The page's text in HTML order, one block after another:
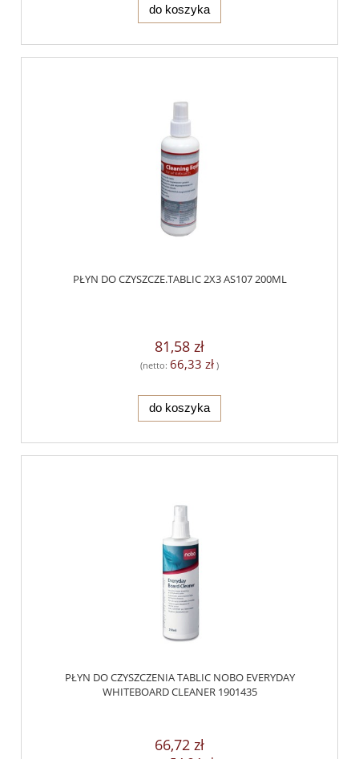
do koszyka
PŁYN DO CZYSZCZE.TABLIC 2X3 AS107 200ML
81,58 zł
(netto: 66,33 zł )
do koszyka
PŁYN DO CZYSZCZENIA TABLIC NOBO EVERYDAY
WHITEBOARD CLEANER 1901435
66,72 zł